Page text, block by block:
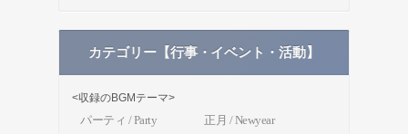
カテゴリー【行事・イベント・活動】
<収録のBGMテーマ>
パーティ / Party
正月 / Newyear